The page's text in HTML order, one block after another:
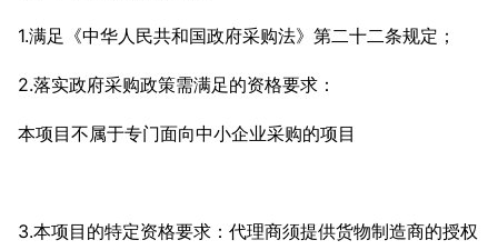
1.满足《中华人民共和国政府采购法》第二十二条规定；
2.落实政府采购政策需满足的资格要求：
本项目不属于专门面向中小企业采购的项目
3.本项目的特定资格要求：代理商须提供货物制造商的授权